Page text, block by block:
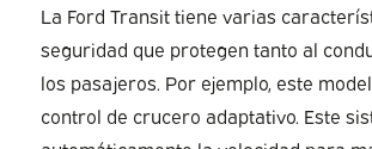
La Ford Transit tiene varias
seguridad que protegen tanto al
los pasajeros. Por ejemplo, este
control de crucero adaptativo. Este